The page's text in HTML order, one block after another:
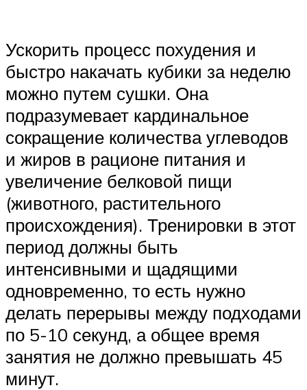
Ускорить процесс похудения и
быстро накачать кубики за неделю
можно путем сушки. Она
подразумевает кардинальное
сокращение количества углеводов
и жиров в рационе питания и
увеличение белковой пищи
(животного, растительного
происхождения). Тренировки в этот
период должны быть
интенсивными и щадящими
одновременно, то есть нужно
делать перерывы между подходами
по 5-10 секунд, а общее время
занятия не должно превышать 45
минут.